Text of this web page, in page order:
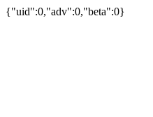
{"uid":0,"adv":0,"beta":0}